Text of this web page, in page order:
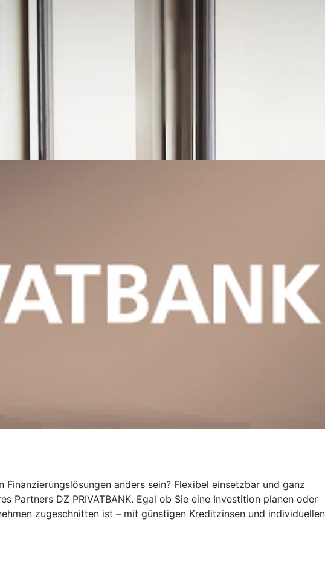
anders sein? Flexibel einsetzbar und ganz
Partners DZ PRIVATBANK. Egal ob Sie eine Investition planen oder
zugeschnitten ist – mit günstigen Kreditzinsen und individuellen